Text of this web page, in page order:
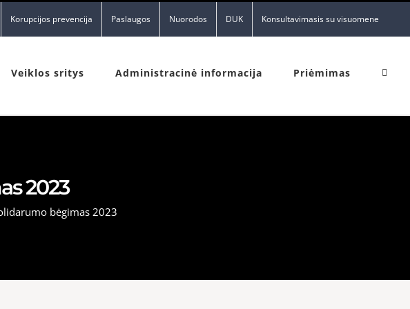
Korupcijos prevencija Paslaugos Nuorodos DUK Konsultavimasis su visuomene
Veiklos sritys Administracinė informacija Priėmimas
2023
bėgimas 2023